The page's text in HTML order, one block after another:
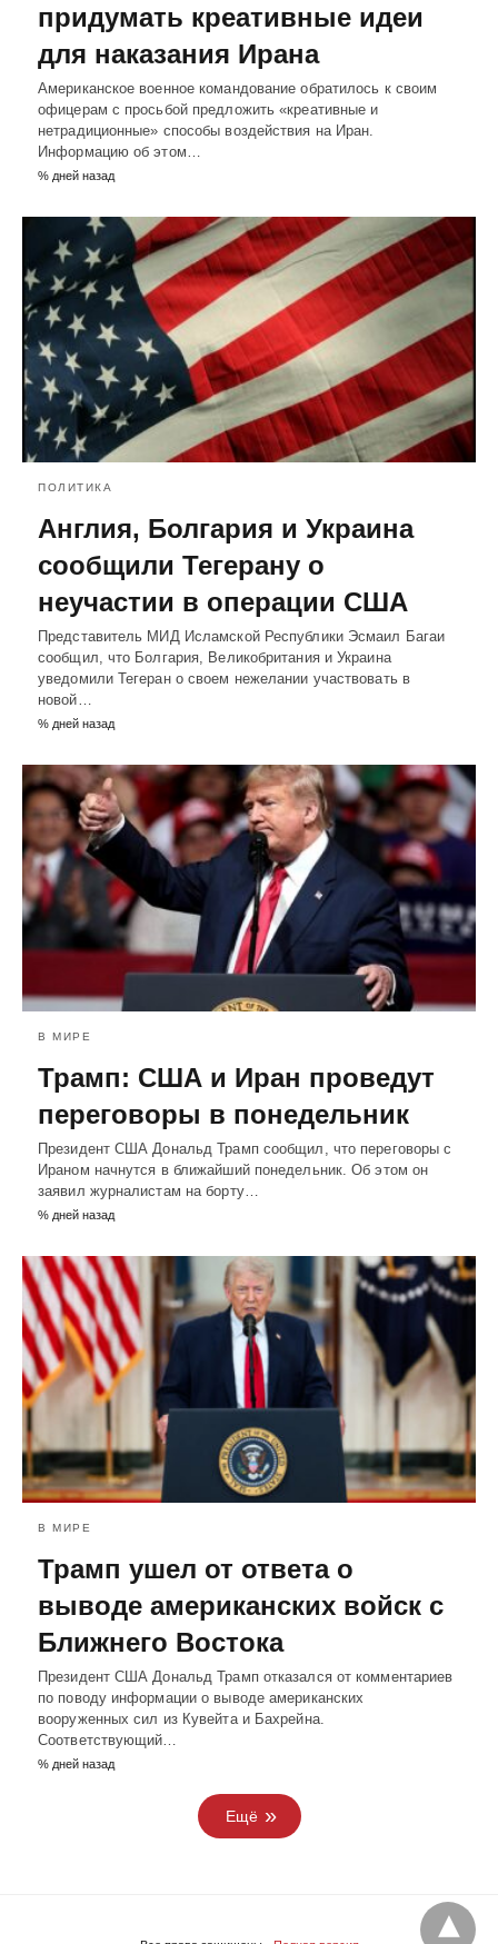
придумать креативные идеи
для наказания Ирана
Американское военное командование обратилось к своим
офицерам с просьбой предложить «креативные и
нетрадиционные» способы воздействия на Иран.
Информацию об этом…
% дней назад
ПОЛИТИКА
Англия, Болгария и Украина
сообщили Тегерану о
неучастии в операции США
Представитель МИД Исламской Республики Эсмаил Багаи
сообщил, что Болгария, Великобритания и Украина
уведомили Тегеран о своем нежелании участвовать в
новой…
% дней назад
В МИРЕ
Трамп: США и Иран проведут
переговоры в понедельник
Президент США Дональд Трамп сообщил, что переговоры с
Ираном начнутся в ближайший понедельник. Об этом он
заявил журналистам на борту…
% дней назад
В МИРЕ
Трамп ушел от ответа о
выводе американских войск с
Ближнего Востока
Президент США Дональд Трамп отказался от комментариев
по поводу информации о выводе американских
вооруженных сил из Кувейта и Бахрейна.
Соответствующий…
% дней назад
Ещё